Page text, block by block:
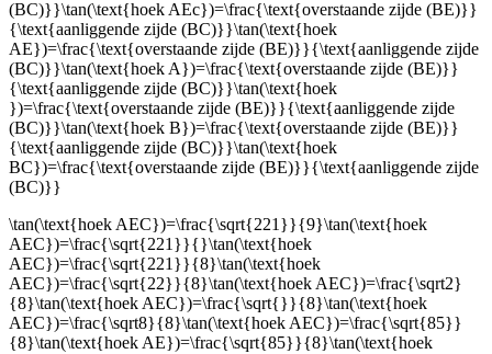
(BC)}}\tan(\text{hoek AEc})=\frac{\text{overstaande zijde (BE)}}
{\text{aanliggende zijde (BC)}}\tan(\text{hoek
AE})=\frac{\text{overstaande zijde (BE)}}{\text{aanliggende zijde
(BC)}}\tan(\text{hoek A})=\frac{\text{overstaande zijde (BE)}}
{\text{aanliggende zijde (BC)}}\tan(\text{hoek
})=\frac{\text{overstaande zijde (BE)}}{\text{aanliggende zijde
(BC)}}\tan(\text{hoek B})=\frac{\text{overstaande zijde (BE)}}
{\text{aanliggende zijde (BC)}}\tan(\text{hoek
BC})=\frac{\text{overstaande zijde (BE)}}{\text{aanliggende zijde
(BC)}}
\tan(\text{hoek AEC})=\frac{\sqrt{221}}{9}\tan(\text{hoek
AEC})=\frac{\sqrt{221}}{}\tan(\text{hoek
AEC})=\frac{\sqrt{221}}{8}\tan(\text{hoek
AEC})=\frac{\sqrt{22}}{8}\tan(\text{hoek AEC})=\frac{\sqrt2}
{8}\tan(\text{hoek AEC})=\frac{\sqrt{}}{8}\tan(\text{hoek
AEC})=\frac{\sqrt8}{8}\tan(\text{hoek AEC})=\frac{\sqrt{85}}
{8}\tan(\text{hoek AE})=\frac{\sqrt{85}}{8}\tan(\text{hoek